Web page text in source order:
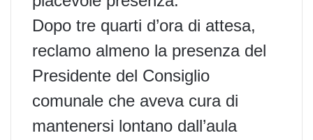
Dopo tre quarti d’ora di attesa,
reclamo almeno la presenza del
Presidente del Consiglio
comunale che aveva cura di
mantenersi lontano dall’aula